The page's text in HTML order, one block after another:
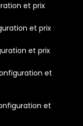
et prix
et prix
et prix
et
et